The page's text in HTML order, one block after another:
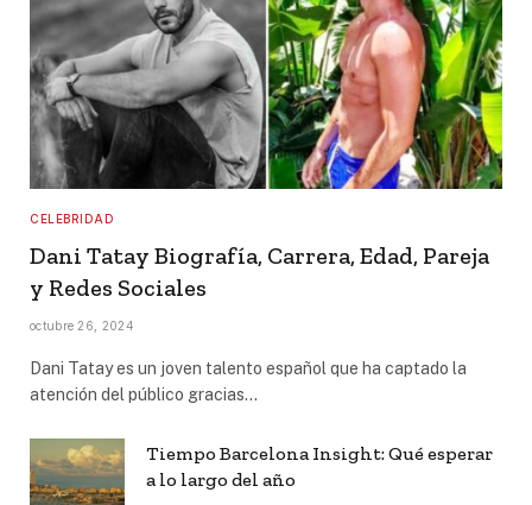
CELEBRIDAD
Dani Tatay Biografía, Carrera, Edad, Pareja
y Redes Sociales
octubre 26, 2024
Dani Tatay es un joven talento español que ha captado la
atención del público gracias…
Tiempo Barcelona Insight: Qué esperar
a lo largo del año